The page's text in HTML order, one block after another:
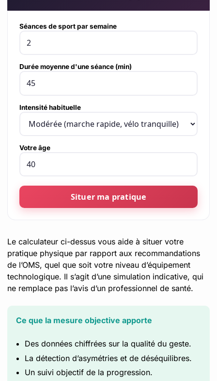
Séances de sport par semaine
Durée moyenne d'une séance (min)
Intensité habituelle
Votre âge
Situer ma pratique
Le calculateur ci-dessus vous aide à situer votre
pratique physique par rapport aux recommandations
de l’OMS, quel que soit votre niveau d’équipement
technologique. Il s’agit d’une simulation indicative, qui
ne remplace pas l’avis d’un professionnel de santé.
Ce que la mesure objective apporte
Des données chiffrées sur la qualité du geste.
La détection d’asymétries et de déséquilibres.
Un suivi objectif de la progression.